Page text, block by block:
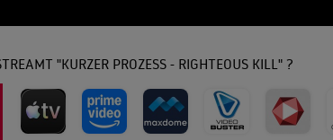
"KURZER PROZESS - RIGHTEOUS KILL" ?